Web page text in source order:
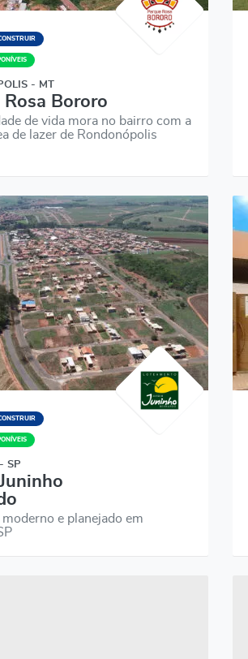
- MT
Rosa Bororo
de vida mora no bairro com a
de lazer de Rondonópolis
SP
e planejado em